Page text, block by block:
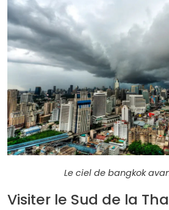
Le ciel de bangkok
Visiter le Sud de la